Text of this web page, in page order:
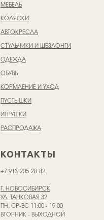
МЕБЕЛЬ
КОЛЯСКИ
АВТОКРЕСЛА
СТУЛЬЧИКИ И ШЕЗЛОНГИ
ОДЕЖДА
ОБУВЬ
КОРМЛЕНИЕ И УХОД
ПУСТЫШКИ
ИГРУШКИ
РАСПРОДАЖА
КОНТАКТЫ
+7 913-205-28-82
Г. НОВОСИБИРСК
УЛ. ТАНКОВАЯ 32
ПН, СР-ВС 11:00 - 19:00
ВТОРНИК - ВЫХОДНОЙ